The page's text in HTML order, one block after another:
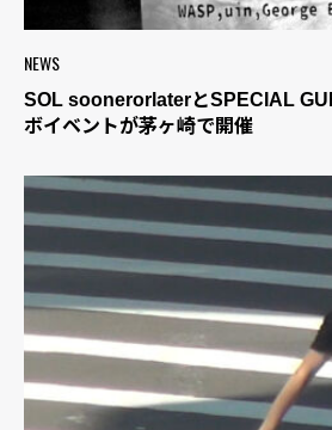
NEWS
SOL soonerorlaterとSPECIAL
ボイベントが茅ヶ崎で開催